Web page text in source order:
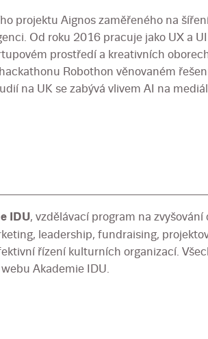
projektu Aignos zaměřeného na
Od roku 2016 pracuje jako UX a
prostředí a kreativních
Robothon věnovaném
na UK se zabývá vlivem AI na
IDU, vzdělávací program na zvyšování
leadership, fundraising,
řízení kulturních organizací.
Akademie IDU.